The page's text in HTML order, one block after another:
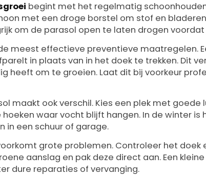
begint met het regelmatig
met een droge borstel om stof en
om de parasol open te laten drogen
meest effectieve preventieve maatregelen.
in plaats van in het doek te trekken. Dit
heeft om te groeien. Laat dit bij voorkeur
maakt ook verschil. Kies een plek met
waar vocht blijft hangen. In de winter is
in een schuur of garage.
grote problemen. Controleer het doek
aanslag en pak deze direct aan. Een
dure reparaties of vervanging.